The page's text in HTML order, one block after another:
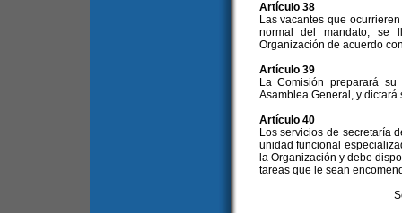
Artículo 38
Las vacantes que
normal del mandato, se
Organización de acuerdo
Artículo 39
La Comisión preparará
Asamblea General, y
Artículo 40
Los servicios de secretaría
unidad funcional
la Organización y debe
tareas que le sean